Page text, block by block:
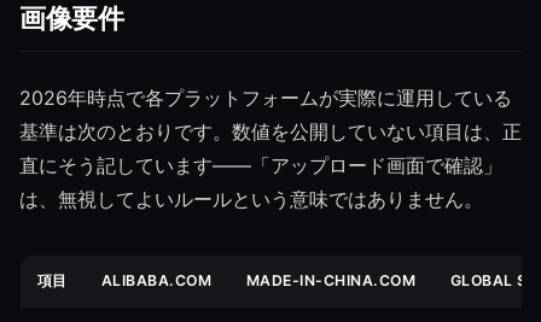
画像要件
2026年時点で各プラットフォームが実際に運用している
基準は次のとおりです。数値を公開していない項目は、正
直にそう記しています——「アップロード画面で確認」
は、無視してよいルールという意味ではありません。
項目 ALIBABA.COM MADE-IN-CHINA.COM GLOBAL